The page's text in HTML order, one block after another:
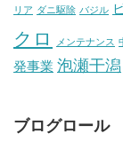
リア ダニ駆除 バジル
クロ
メンテナンス
発事業 泡瀬干潟
ブログロール